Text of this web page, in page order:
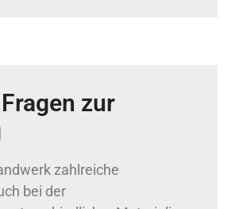
zur
zahlreiche
bei der